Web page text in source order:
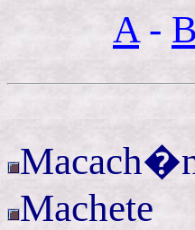
A- B
Machete